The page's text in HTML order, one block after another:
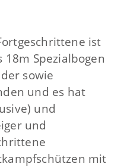
ist
Spezialbogen
sowie
und es hat
und
und
mit